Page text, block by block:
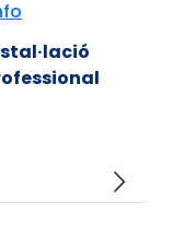
arrow_forward_ios